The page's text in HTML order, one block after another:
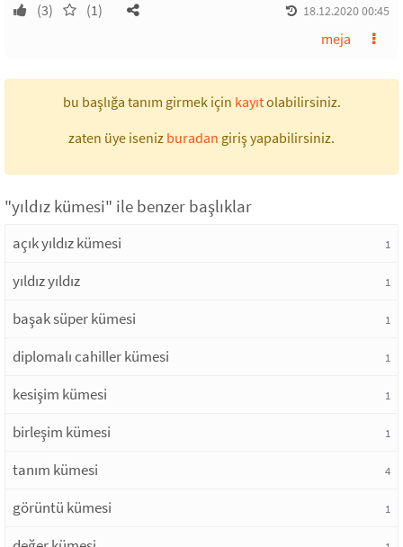
(3) (1) 18.12.2020 00:45
meja
bu başlığa tanım girmek için kayıtolabilirsiniz.
zaten üye iseniz buradan giriş yapabilirsiniz.
"yıldız kümesi" ile benzer başlıklar
açık yıldız kümesi 1
yıldız yıldız 1
başak süper kümesi 1
diplomalı cahiller kümesi 1
kesişim kümesi 1
birleşim kümesi 1
tanım kümesi 4
görüntü kümesi 1